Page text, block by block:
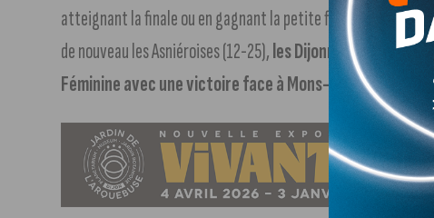
atteignant la finale ou en gagnant la petite finale. Chose
de nouveau les Asniéroises (12-25),les Dijonnaises ont
Féminine avec une victoire face à Mons-en-Barœul,